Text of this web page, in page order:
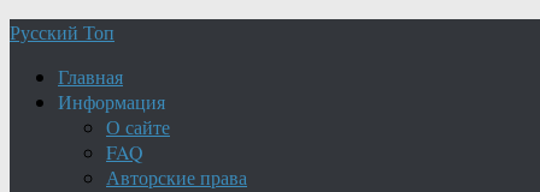
Русский Топ
Главная
Информация
О сайте
FAQ
Авторские права